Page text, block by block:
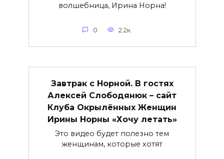
волшебница, Ирина Норна!
0 2.2к.
Завтрак с Норной. В гостях
Алексей Слободянюк – сайт
Клуба Окрылённых Женщин
Ирины Норны «Хочу летать»
Это видео будет полезно тем
женщинам, которые хотят